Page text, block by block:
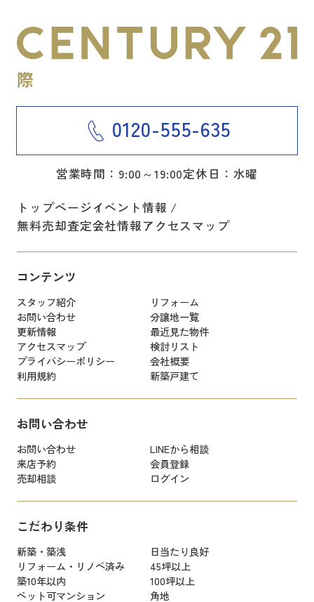
0120-555-635
営業時間：9:00～19:00定休日：水曜
トップページイベント情報
無料売却査定会社情報アクセスマップ
コンテンツ
スタッフ紹介
リフォーム
お問い合わせ
分譲地一覧
更新情報
最近見た物件
アクセスマップ
検討リスト
プライバシーポリシー
会社概要
利用規約
新築戸建て
お問い合わせ
お問い合わせ
LINEから相談
来店予約
会員登録
売却相談
ログイン
こだわり条件
新築・築浅
日当たり良好
リフォーム・リノベ済み
45坪以上
築10年以内
100坪以上
ペット可マンション
角地